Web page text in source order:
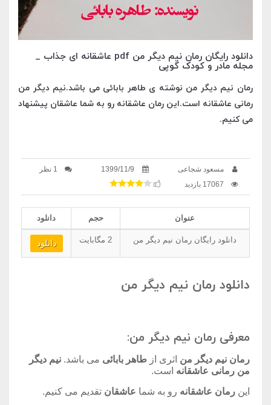
دانلود رایگان رمان نیم دیگر من pdf عاشقانه ای جذاب _
مجله مادر و کودک گوپی
رمان نیم دیگر من نوشته ی طاهر بابائی می باشد.نیم دیگر من
رمانی عاشقانه است.این رمان عاشقانه رو به شما عاشقان پیشنهاد
می کنیم.
مسعود شجاعی 1399/11/9
1 نظر
17067 بازدید
عنوان حجم دانلود
دانلود رایگان رمان نیم دیگر من 2 مگابایت دانلود
دانلود رمان نیم دیگر من
معرفی رمان نیم دیگر من:
رمان نیم دیگر من اثری از طاهر بابائی می باشد. نیم دیگر
من رمانی عاشقانه است.
این رمان عاشقانه رو به شما عاشقان تقدیم می کنیم.